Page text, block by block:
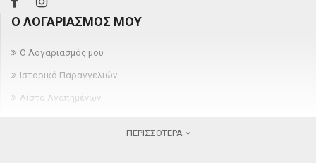
Ο ΛΟΓΑΡΙΑΣΜΌΣ ΜΟΥ
Ο Λογαριασμός μου
Ιστορικό Παραγγελιών
Λίστα Αγαπημένων
ΠΕΡΙΣΣΌΤΕΡΑ